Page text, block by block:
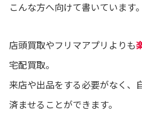
こんな方へ向けて書いています。
店頭買取やフリマアプリよりも
宅配買取。
来店や出品をする必要がなく、
済ませることができます。